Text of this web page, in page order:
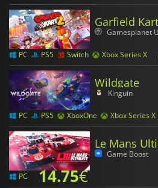
Gamesplanet
PC PS5 Switch Xbox Series X
Wildgate
Kinguin
PC PS5 XboxOne Xbox Series X
Le Mans
Game Boost
PC 14.75€